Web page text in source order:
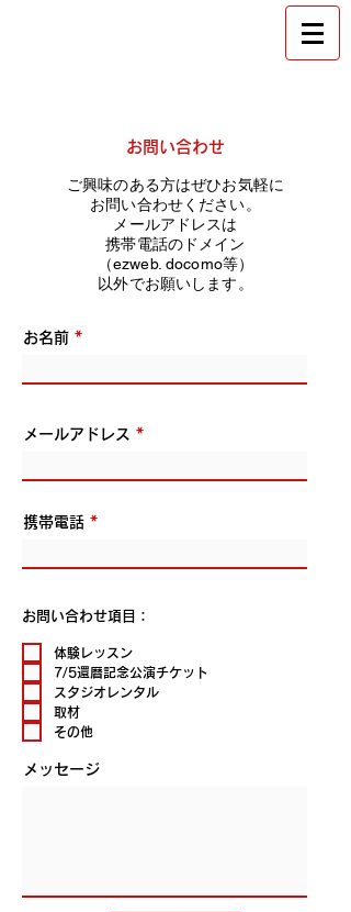
お問い合わせ
ご興味のある方はぜひお気軽に
お問い合わせください。
メールアドレスは
携帯電話のドメイン
（ezweb. docomo等）
以外でお願いします。​
お名前
メールアドレス
携帯電話
お問い合わせ項目：
体験レッスン
7/5還暦記念公演チケット
スタジオレンタル
取材
その他
メッセージ